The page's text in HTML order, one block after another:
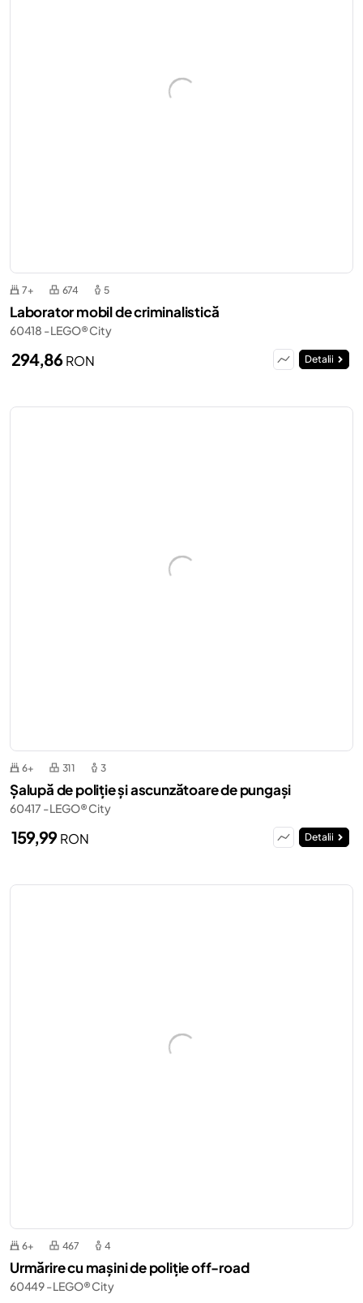
7+ 674 5
Laborator mobil de criminalistică
60418 - LEGO® City
294,86RON Detalii
6+ 311 3
Șalupă de poliție și ascunzătoare de pungași
60417 - LEGO® City
159,99RON Detalii
6+ 467 4
Urmărire cu mașini de poliție off-road
60449 - LEGO® City